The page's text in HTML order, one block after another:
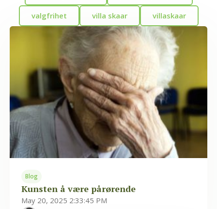
valgfrihet villa skaar villaskaar
Blog
Kunsten å være pårørende
May 20, 2025 2:33:45 PM